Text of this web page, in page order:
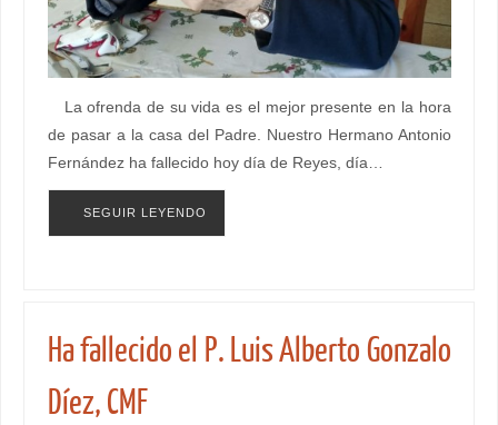
La ofrenda de su vida es el mejor presente en la hora
de pasar a la casa del Padre. Nuestro Hermano Antonio
Fernández ha fallecido hoy día de Reyes, día…
SEGUIR LEYENDO
Ha fallecido el P. Luis Alberto Gonzalo
Díez, CMF